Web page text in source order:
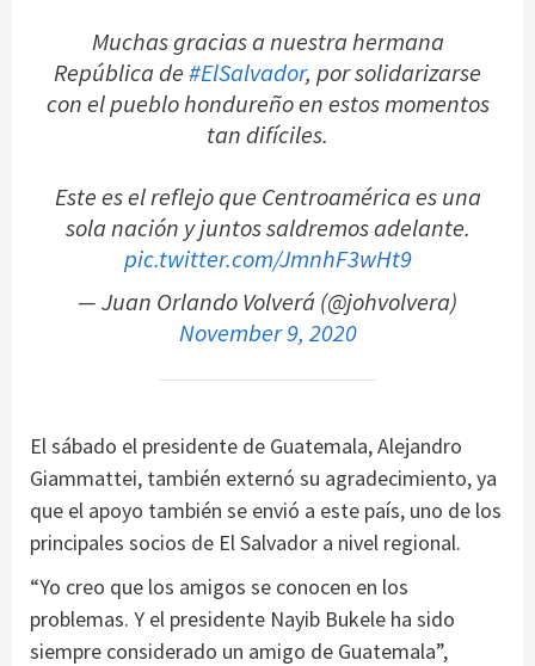
Muchas gracias a nuestra hermana
República de#ElSalvador, por solidarizarse
con el pueblo hondureño en estos momentos
tan difíciles.
Este es el reflejo que Centroamérica es una
sola nación y juntos saldremos adelante.
pic.twitter.com/JmnhF3wHt9
— Juan Orlando Volverá (@johvolvera)
November 9, 2020
El sábado el presidente de Guatemala, Alejandro
Giammattei, también externó su agradecimiento, ya
que el apoyo también se envió a este país, uno de los
principales socios de El Salvador a nivel regional.
“Yo creo que los amigos se conocen en los
problemas. Y el presidente Nayib Bukele ha sido
siempre considerado un amigo de Guatemala”,